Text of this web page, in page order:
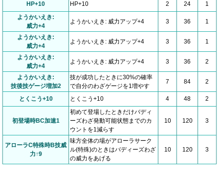
HP+10 HP+10 2 24
1
ようかいえき:
威力+4
ようかいえき: 威力アップ+4 3 36 1
ようかいえき:
威力+4
ようかいえき: 威力アップ+4 3 36 1
ようかいえき:
威力+4
ようかいえき: 威力アップ+4 3 36 2
ようかいえき:
技後技ゲージ増加2
技が成功したときに30%の確率
で自分のわざゲージを1増やす
7 84 2
とくこう+10 とくこう+10 4 48 2
初登場時BC加速1
初めて登場したときだけバディ
ーズわざ発動可能状態までのカ
ウントを1減らす
10 120 3
アローラC特殊時B技威
力↑9
味方全体の場がアローラサーク
ル(特殊)のときはバディーズわざ
の威力をあげる
10 120 3